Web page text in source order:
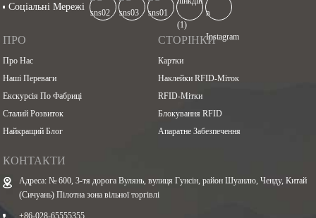
Соціальні Мережі
ПРО
Про Нас
Наші Переваги
Екскурсія По Фабриці
Сталий Розвиток
Найкращий Блог
СТОРІНКИ
Картки
Наклейки RFID-Міток
RFID-Мітки
Блокування RFID
Апаратне Забезпечення
КОНТАКТИ
Адреса: № 600, 3-тя дорога Вулянь, вулиця Гунсін, район Шуанлю, Ченду, Китай
(Сичуань) Пілотна зона вільної торгівлі
+86-028-65555355